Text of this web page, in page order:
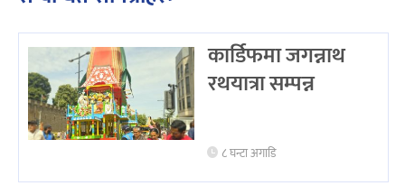
कार्डिफमा जगन्नाथ
रथयात्रा सम्पन्न
८ घन्टा अगाडि